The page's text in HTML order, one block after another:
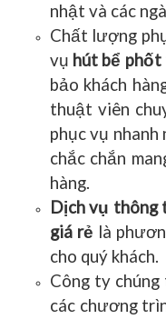
nhật và các
Chất lượng
vụ hút bể phốt
bảo khách
thuật viên
phục vụ nhanh
chắc chắn
hàng.
Dịch vụ thông
giá rẻ là
cho quý khách.
Công ty
các chương